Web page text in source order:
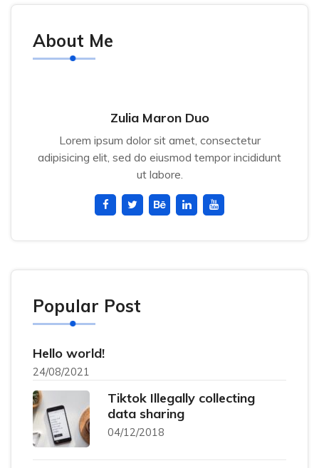
About Me
Zulia Maron Duo
Lorem ipsum dolor sit amet, consectetur
adipisicing elit, sed do eiusmod tempor incididunt
ut labore.
Popular Post
Hello world!
24/08/2021
Tiktok Illegally collecting
data sharing
04/12/2018